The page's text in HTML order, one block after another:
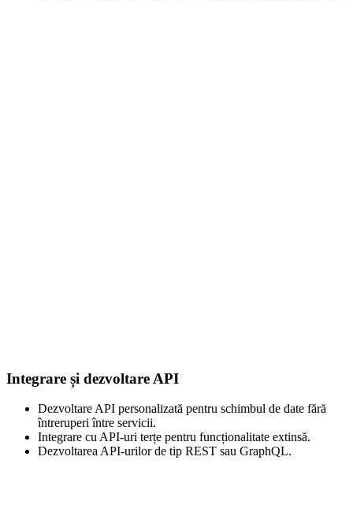
Integrare și dezvoltare API
Dezvoltare API personalizată pentru schimbul de date fără
întreruperi între servicii.
Integrare cu API-uri terțe pentru funcționalitate extinsă.
Dezvoltarea API-urilor de tip REST sau GraphQL.